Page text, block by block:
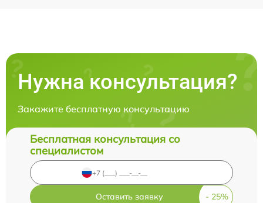
Нужна консультация?
Закажите бесплатную консультацию
Бесплатная консультация со
специалистом
Оставить заявку